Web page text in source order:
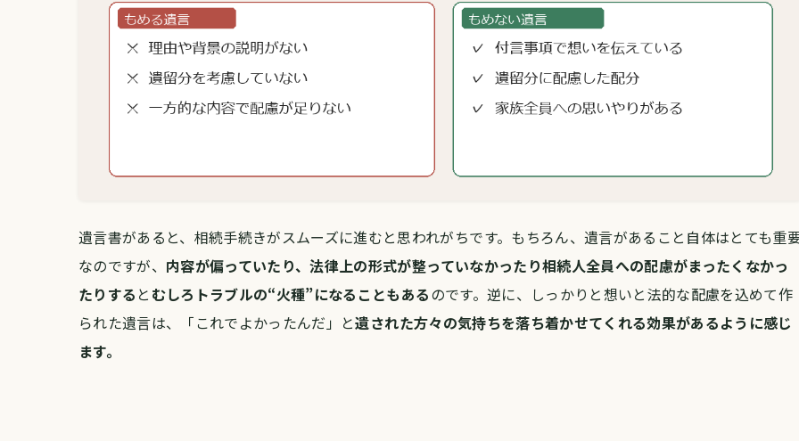
遺言書があると、相続手続きがスムーズに進むと思われがちです。 もちろん、遺言があること自体はとても重
なのですが、 内容が偏っていたり、法律上の形式が整っていなかったり相続人全員への配慮がまったくなかっ
たりする と むしろトラブルの“火種”になることもあるのです。 逆に、しっかりと想いと法的な配慮を込めて作
られた遺言は、
「これでよかったんだ」と遺された方々の気持ちを落ち着かせてくれる効果があるように感じ
ます。